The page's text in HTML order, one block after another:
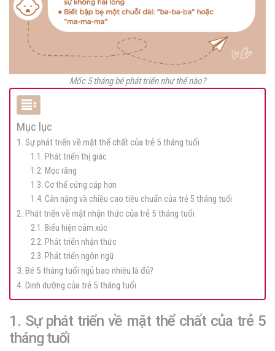
Mốc 5 tháng bé phát triển như thế nào?
Mục lục
1. Sự phát triển về mặt thể chất của trẻ 5 tháng tuổi
1.1. Phát triển thị giác
1.2. Mọc răng
1.3. Cơ thể cứng cáp hơn
1.4. Cân nặng và chiều cao tiêu chuẩn của trẻ 5 tháng tuổi
2. Phát triển về mặt nhận thức của trẻ 5 tháng tuổi
2.1. Biểu hiện cảm xúc
2.2. Phát triển nhận thức
2.3. Phát triển ngôn ngữ
3. Bé 5 tháng tuổi ngủ bao nhiêu là đủ?
4. Dinh dưỡng của trẻ 5 tháng tuổi
1. Sự phát triển về mặt thể chất của trẻ 5
tháng tuổi